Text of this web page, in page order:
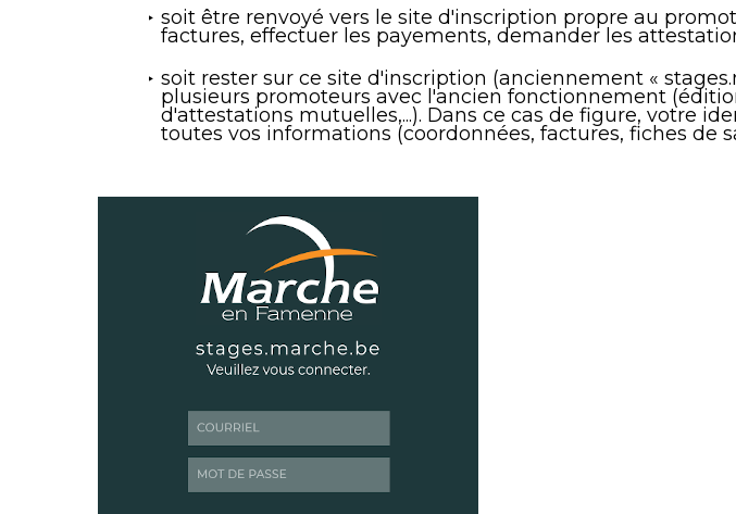
soit être renvoyé vers le site d'inscription propre au
factures, effectuer les payements, demander les
soit rester sur ce site d'inscription (anciennement «
plusieurs promoteurs avec l'ancien fonctionnement
d'attestations mutuelles,...). Dans ce cas de figure, votre
toutes vos informations (coordonnées, factures, fiches de